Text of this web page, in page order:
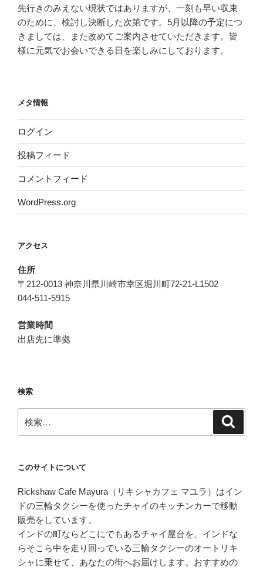
先行きのみえない現状ではありますが、一刻も早い収束
のために、検討し決断した次第です。5月以降の予定につ
きましては、また改めてご案内させていただきます。皆
様に元気でお会いできる日を楽しみにしております。
メタ情報
ログイン
投稿フィード
コメントフィード
WordPress.org
アクセス
住所
〒212-0013 神奈川県川崎市幸区堀川町72-21-L1502
044-511-5915
営業時間
出店先に準拠
検索
索:
このサイトについて
Rickshaw Cafe Mayura（リキシャカフェ マユラ）はイン
ドの三輪タクシーを使ったチャイのキッチンカーで移動
販売をしています。
インドの町ならどこにでもあるチャイ屋台を、インドな
らそこら中を走り回っている三輪タクシーのオートリキ
シャに乗せて、あなたの街へお届けします。おすすめの